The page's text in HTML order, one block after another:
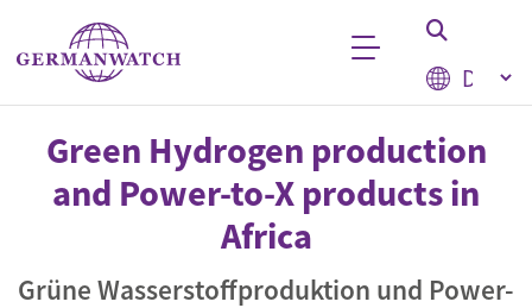
Direkt zum Inhalt
Select
Stichwortsuche
Green Hydrogen production
and Power-to-X products in
Africa
Grüne Wasserstoffproduktion und Power-